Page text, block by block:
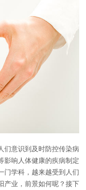
们意识到及时防控传染病
影响人体健康的疾病制定
门学科，越来越受到人们
产业，前景如何呢？接下